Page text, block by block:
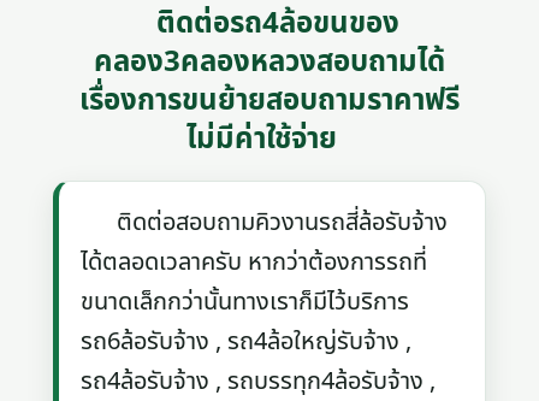
ติดต่อรถ4ล้อขนของ
คลอง3คลองหลวงสอบถามได้
เรื่องการขนย้ายสอบถามราคาฟรี
ไม่มีค่าใช้จ่าย
ติดต่อสอบถามคิวงานรถสี่ล้อรับจ้าง
ได้ตลอดเวลาครับ หากว่าต้องการรถที่
ขนาดเล็กกว่านั้นทางเราก็มีไว้บริการ
รถ6ล้อรับจ้าง , รถ4ล้อใหญ่รับจ้าง ,
รถ4ล้อรับจ้าง , รถบรรทุก4ล้อรับจ้าง ,